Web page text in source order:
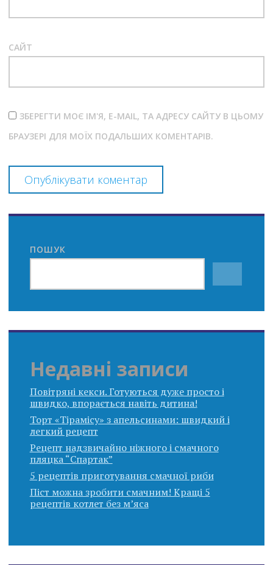
САЙТ
ЗБЕРЕГТИ МОЄ ІМ'Я, E-MAIL, ТА АДРЕСУ САЙТУ В ЦЬОМУ
БРАУЗЕРІ ДЛЯ МОЇХ ПОДАЛЬШИХ КОМЕНТАРІВ.
ПОШУК
Недавні записи
Повітряні кекси. Готуються дуже просто і
швидко, впорається навіть дитина!
Торт «Тірамісу» з апельсинами: швидкий і
легкий рецепт
Рецепт надзвичайно ніжного і смачного
пляцка “Спартак”
5 рецептів приготування смачної риби
Піст можна зробити смачним! Кращі 5
рецептів котлет без м’яса